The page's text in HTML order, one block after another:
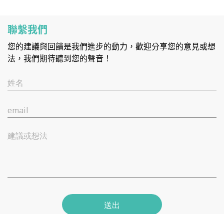
聯繫我們
您的建議與回饋是我們進步的動力，歡迎分享您的意見或想
法，我們期待聽到您的聲音！
姓名
email
建議或想法
送出